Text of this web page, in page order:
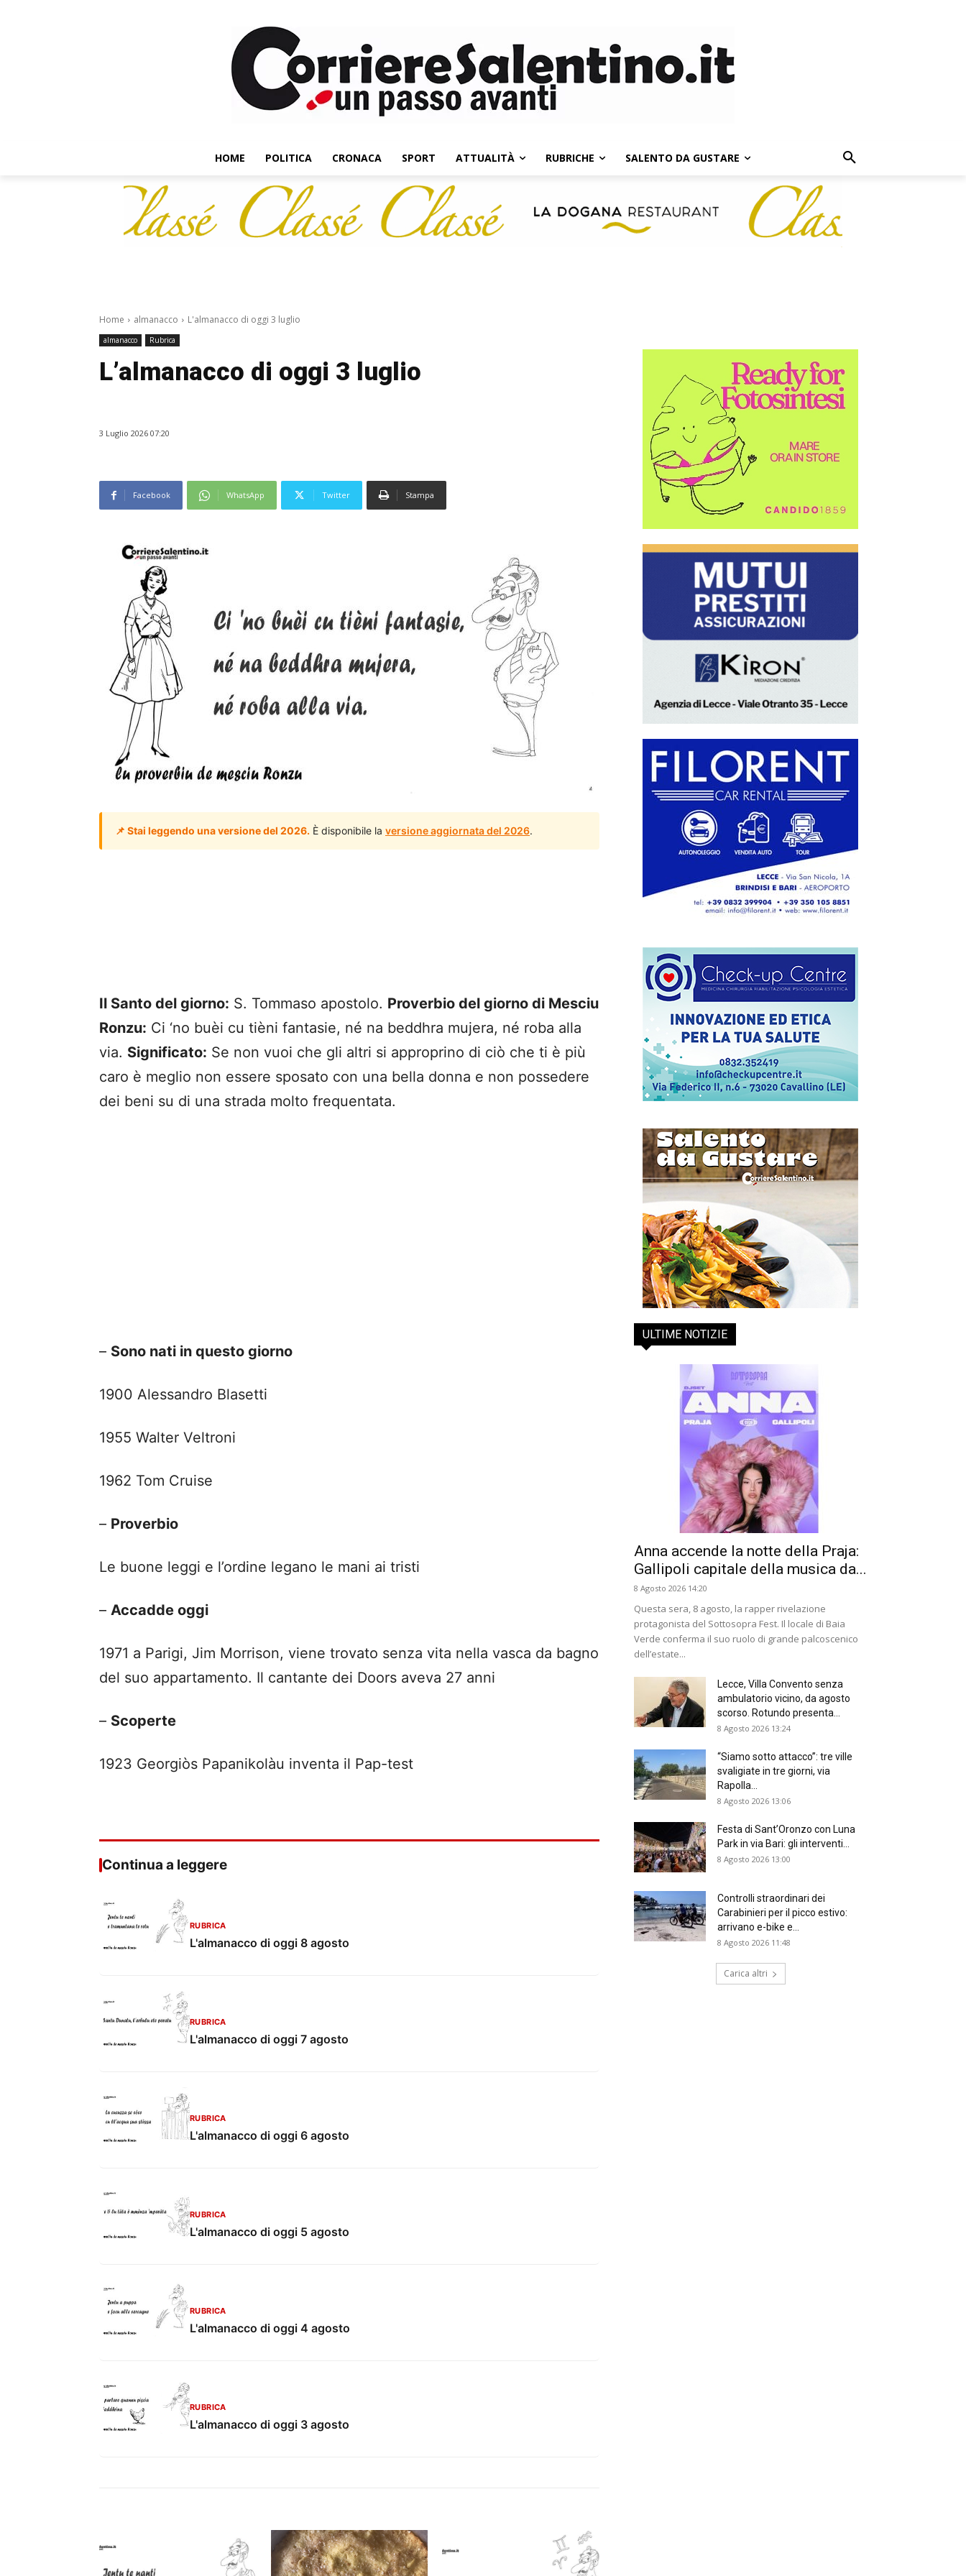
HOME POLITICA CRONACA SPORT ATTUALITÀ RUBRICHE SALENTO DA GUSTARE
Home almanacco L'almanacco di oggi 3 luglio
almanacco Rubrica
L’almanacco di oggi 3 luglio
3 Luglio 2026 07:20
Facebook WhatsApp Twitter Stampa
📌 Stai leggendo una versione del 2026. È disponibile la versione aggiornata del 2026.
Il Santo del giorno: S. Tommaso apostolo. Proverbio del giorno di Mesciu
Ronzu: Ci ‘no buèi cu tièni fantasie, né na beddhra mujera, né roba alla
via. Significato: Se non vuoi che gli altri si approprino di ciò che ti è più
caro è meglio non essere sposato con una bella donna e non possedere
dei beni su di una strada molto frequentata.
– Sono nati in questo giorno
1900 Alessandro Blasetti
1955 Walter Veltroni
1962 Tom Cruise
– Proverbio
Le buone leggi e l’ordine legano le mani ai tristi
– Accadde oggi
1971 a Parigi, Jim Morrison, viene trovato senza vita nella vasca da bagno
del suo appartamento. Il cantante dei Doors aveva 27 anni
– Scoperte
1923 Georgiòs Papanikolàu inventa il Pap-test
Continua a leggere
RUBRICA
L'almanacco di oggi 8 agosto
RUBRICA
L'almanacco di oggi 7 agosto
RUBRICA
L'almanacco di oggi 6 agosto
RUBRICA
L'almanacco di oggi 5 agosto
RUBRICA
L'almanacco di oggi 4 agosto
RUBRICA
L'almanacco di oggi 3 agosto
ULTIME NOTIZIE
Anna accende la notte della Praja:
Gallipoli capitale della musica da...
8 Agosto 2026 14:20
Questa sera, 8 agosto, la rapper rivelazione
protagonista del Sottosopra Fest. Il locale di Baia
Verde conferma il suo ruolo di grande palcoscenico
dell’estate...
Lecce, Villa Convento senza
ambulatorio vicino, da agosto
scorso. Rotundo presenta...
8 Agosto 2026 13:24
“Siamo sotto attacco”: tre ville
svaligiate in tre giorni, via
Rapolla...
8 Agosto 2026 13:06
Festa di Sant’Oronzo con Luna
Park in via Bari: gli interventi...
8 Agosto 2026 13:00
Controlli straordinari dei
Carabinieri per il picco estivo:
arrivano e-bike e...
8 Agosto 2026 11:48
Carica altri